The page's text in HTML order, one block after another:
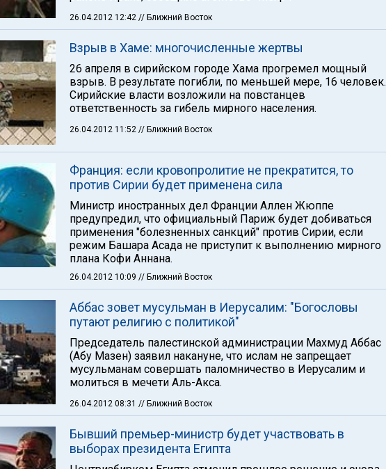
26.04.2012 12:42 // Ближний Восток
Взрыв в Хаме: многочисленные жертвы
26 апреля в сирийском городе Хама прогремел мощный
взрыв. В результате погибли, по меньшей мере, 16 человек.
Сирийские власти возложили на повстанцев
ответственность за гибель мирного населения.
26.04.2012 11:52 // Ближний Восток
Франция: если кровопролитие не прекратится, то
против Сирии будет применена сила
Министр иностранных дел Франции Аллен Жюппе
предупредил, что официальный Париж будет добиваться
применения "болезненных санкций" против Сирии, если
режим Башара Асада не приступит к выполнению мирного
плана Кофи Аннана.
26.04.2012 10:09 // Ближний Восток
Аббас зовет мусульман в Иерусалим: "Богословы
путают религию с политикой"
Председатель палестинской администрации Махмуд Аббас
(Абу Мазен) заявил накануне, что ислам не запрещает
мусульманам совершать паломничество в Иерусалим и
молиться в мечети Аль-Акса.
26.04.2012 08:31 // Ближний Восток
Бывший премьер-министр будет участвовать в
выборах президента Египта